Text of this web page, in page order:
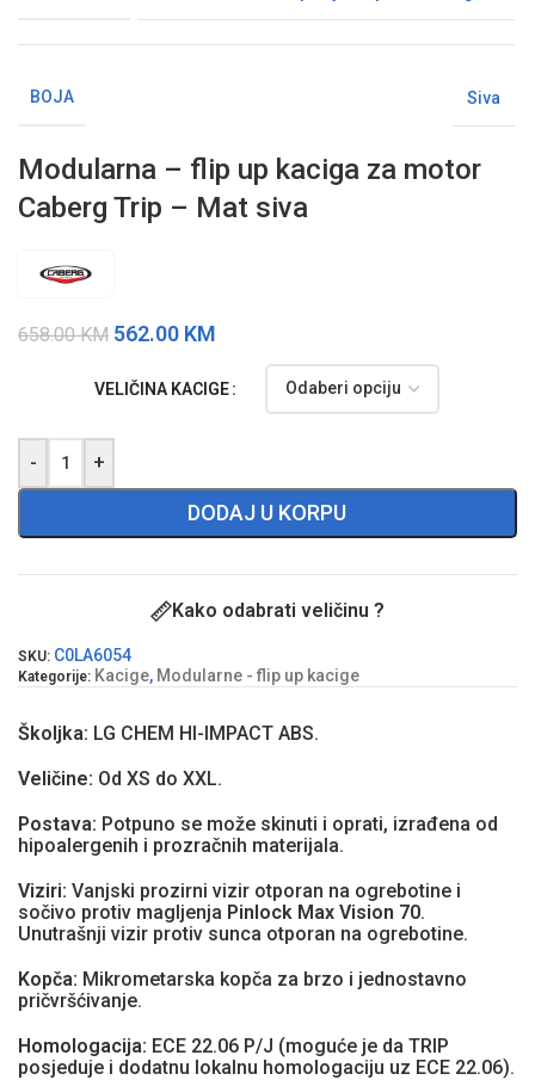
BOJA Siva
Modularna – flip up kaciga za motor
Caberg Trip – Mat siva
658.00KM 562.00 KM
VELIČINA KACIGE
- +
DODAJ U KORPU
Kako odabrati veličinu ?
SKU: C0LA6054
Kategorije: Kacige, Modularne - flip up kacige
Školjka: LG CHEM HI-IMPACT ABS.
Veličine: Od XS do XXL.
Postava: Potpuno se može skinuti i oprati, izrađena od
hipoalergenih i prozračnih materijala.
Viziri: Vanjski prozirni vizir otporan na ogrebotine i
sočivo protiv magljenja Pinlock Max Vision 70.
Unutrašnji vizir protiv sunca otporan na ogrebotine.
Kopča: Mikrometarska kopča za brzo i jednostavno
pričvršćivanje.
Homologacija: ECE 22.06 P/J (moguće je da TRIP
posjeduje i dodatnu lokalnu homologaciju uz ECE 22.06).